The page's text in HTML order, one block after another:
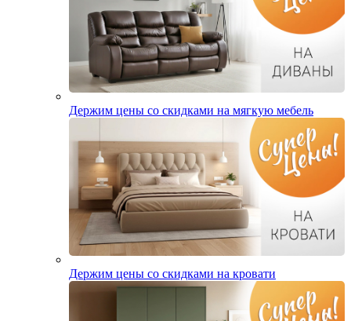
Держим цены со скидками на мягкую мебель
Держим цены со скидками на кровати